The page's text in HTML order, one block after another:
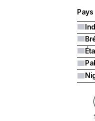
Pays